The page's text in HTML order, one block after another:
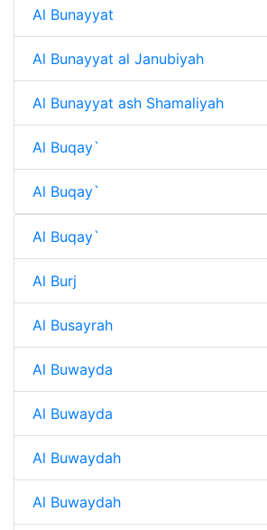
Al Bunayyat
Al Bunayyat al Janubiyah
Al Bunayyat ash Shamaliyah
Al Buqay`
Al Buqay`
Al Buqay`
Al Burj
Al Busayrah
Al Buwayda
Al Buwayda
Al Buwaydah
Al Buwaydah